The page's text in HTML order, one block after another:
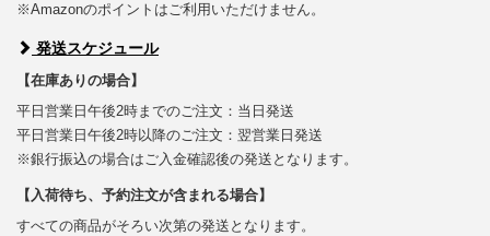
※Amazonのポイントはご利用いただけません。
発送スケジュール
【在庫ありの場合】
平日営業日午後2時までのご注文：当日発送
平日営業日午後2時以降のご注文：翌営業日発送
※銀行振込の場合はご入金確認後の発送となります。
【入荷待ち、予約注文が含まれる場合】
すべての商品がそろい次第の発送となります。